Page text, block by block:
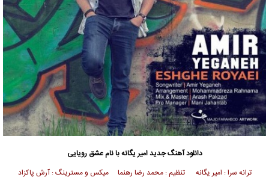
دانلود آهنگ جدیدامیر یگانهبا نام عشق رویایی
ترانه سرا : امیر یگانه تنظیم : محمد رضا رهنما میکس و مسترینگ : آرش پاکزاد